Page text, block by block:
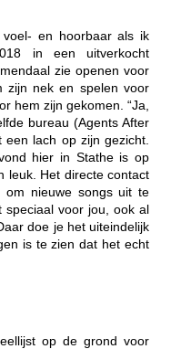
en hoorbaar als ik
in een uitverkocht
zie openen voor
zijn nek en spelen voor
hem zijn gekomen. “Ja,
bureau (Agents After
lach op zijn gezicht.
hier in Stathe is op
leuk. Het directe contact
om nieuwe songs uit te
speciaal voor jou, ook al
doe je het uiteindelijk
is te zien dat het echt
op de grond voor